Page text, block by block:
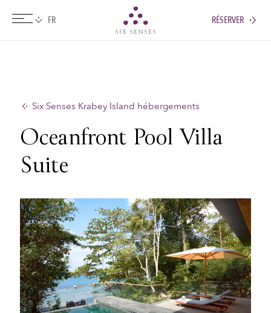
RÉSERVER
Six Senses Krabey Island hébergements
Oceanfront Pool Villa
Suite